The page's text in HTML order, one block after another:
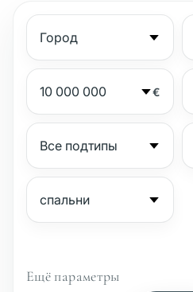
€
Ещё параметры